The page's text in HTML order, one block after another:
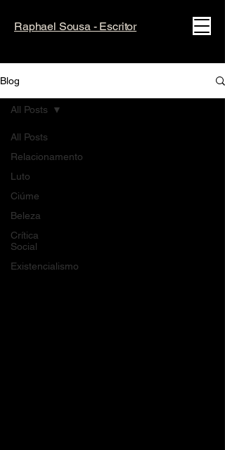
Raphael Sousa - Escritor
Blog
All Posts
Relacionamento
Luto
Ciúme
Beleza
Crítica
Social
Existencialismo
All Posts